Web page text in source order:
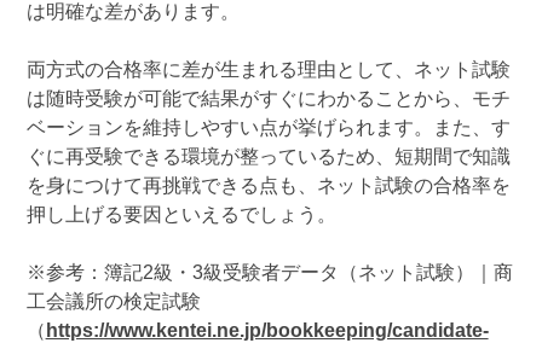
は明確な差があります。
両方式の合格率に差が生まれる理由として、ネット試験
は随時受験が可能で結果がすぐにわかることから、モチ
ベーションを維持しやすい点が挙げられます。また、す
ぐに再受験できる環境が整っているため、短期間で知識
を身につけて再挑戦できる点も、ネット試験の合格率を
押し上げる要因といえるでしょう。
※参考：簿記2級・3級受験者データ（ネット試験）｜商
工会議所の検定試験
（ https://www.kentei.ne.jp/bookkeeping/candidate-